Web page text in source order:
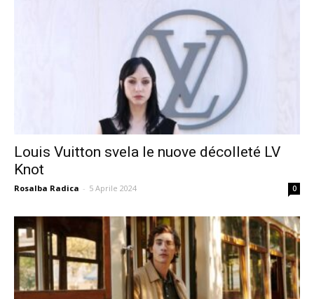
Louis Vuitton svela le nuove décolleté LV
Knot
Rosalba Radica - 5 Aprile 2024 0